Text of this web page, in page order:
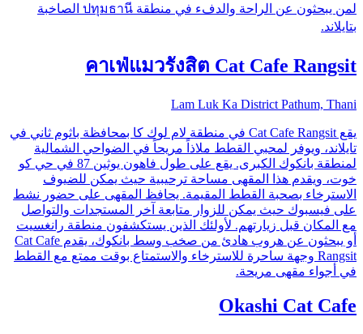
لمن يبحثون عن الراحة والدفء في منطقة ปทุมธานี الصاخبة
بتايلاند.
คาเฟ่แมวรังสิต Cat Cafe Rangsit
Lam Luk Ka District Pathum, Thani
يقع Cat Cafe Rangsit في منطقة لام لوك كا بمحافظة باثوم ثاني في
تايلاند، ويوفر لمحبي القطط ملاذاً مريحاً في الضواحي الشمالية
لمنطقة بانكوك الكبرى. يقع على طول فاهون يوثين 87 في حي كو
خوت، ويقدم هذا المقهى مساحة ترحيبية حيث يمكن للضيوف
الاسترخاء بصحبة القطط المقيمة. يحافظ المقهى على حضور نشط
على فيسبوك حيث يمكن للزوار متابعة آخر المستجدات والتواصل
مع المكان قبل زيارتهم. لأولئك الذين يستكشفون منطقة رانغسيت
أو يبحثون عن هروب هادئ من صخب وسط بانكوك، يقدم Cat Cafe
Rangsit وجهة ساحرة للاسترخاء والاستمتاع بوقت ممتع مع القطط
في أجواء مقهى مريحة.
Okashi Cat Cafe